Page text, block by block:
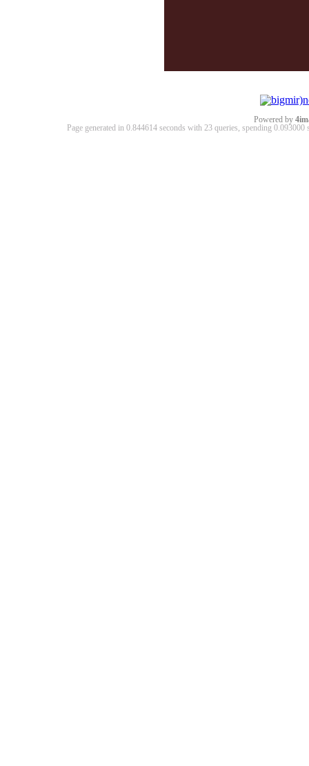
Powered by
Page generated in 0.844614 seconds with 23 queries, spending